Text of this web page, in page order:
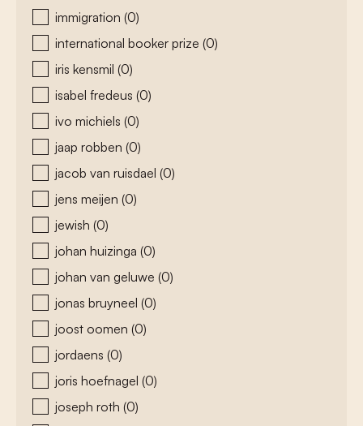
immigration (0)
international booker prize (0)
iris kensmil (0)
isabel fredeus (0)
ivo michiels (0)
jaap robben (0)
jacob van ruisdael (0)
jens meijen (0)
jewish (0)
johan huizinga (0)
johan van geluwe (0)
jonas bruyneel (0)
joost oomen (0)
jordaens (0)
joris hoefnagel (0)
joseph roth (0)